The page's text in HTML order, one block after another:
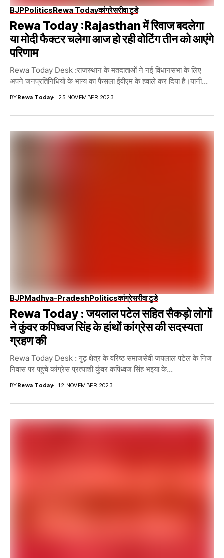
BJPPoliticsRewa Todayकांग्रेसरीवा टुडे
Rewa Today :rajasthan में रिवाज बदलेगा
या मोदी फैक्टर चलेगा आज हो रही वोटिंग तीन को आएंगे
परिणाम
Rewa Today Desk :राजस्‍थान के मतदाताओं ने नई विधानसभा के लिए
अपने जनप्रतिनिधियों के भाग्य का फैसला ईवीएम के हवाले कर दिया है।यानी...
BYRewa Today 25 NOVEMBER 2023
BJPMadhya-PradeshPoliticsकांग्रेसरीवा टुडे
Rewa Today : जयलाल पटेल सहित सैकड़ो लोगों
ने कुंवर कपिध्वज सिंह के हांथों कांग्रेस की सदस्यता
ग्रहण की
Rewa Today Desk : गुढ़ क्षेत्र के वरिष्ठ समाजसेवी जयलाल पटेल के निज
निवास पर पहुंचे कांग्रेस प्रत्याशी कुंवर कपिध्वज सिंह भइया के...
BYRewa Today 12 NOVEMBER 2023